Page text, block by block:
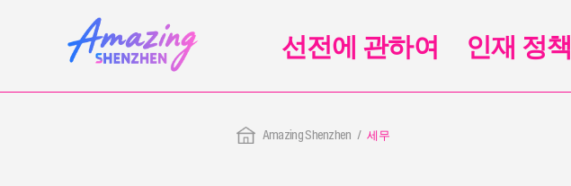
Amazing Shenzhen 세무
선전에 관하여 인재 정책